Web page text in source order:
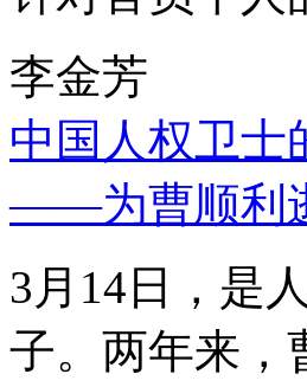
李金芳
中国人权卫士
——为曹顺利
3月14日，是
子。两年来，